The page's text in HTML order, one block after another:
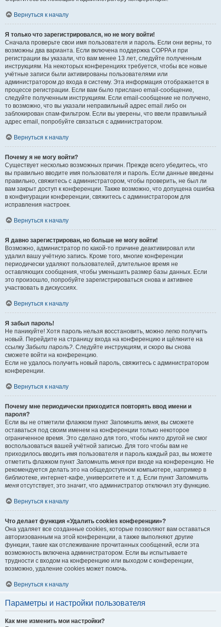
Вернуться к началу
Я только что зарегистрировался, но не могу войти!
Сначала проверьте свои имя пользователя и пароль. Если они верны, то
возможны два варианта. Если включена поддержка COPPA и при
регистрации вы указали, что вам менее 13 лет, следуйте полученным
инструкциям. На некоторых конференциях требуется, чтобы все новые
учётные записи были активированы пользователями или
администратором до входа в систему. Эта информация отображается в
процессе регистрации. Если вам было прислано email-сообщение,
следуйте полученным инструкциям. Если email-сообщение не получено,
то возможно, что вы указали неправильный адрес email либо он
заблокирован спам-фильтром. Если вы уверены, что ввели правильный
адрес email, попробуйте связаться с администратором.
Вернуться к началу
Почему я не могу войти?
Существует несколько возможных причин. Прежде всего убедитесь, что
вы правильно вводите имя пользователя и пароль. Если данные введены
правильно, свяжитесь с администратором, чтобы проверить, не был ли
вам закрыт доступ к конференции. Также возможно, что допущена ошибка
в конфигурации конференции, свяжитесь с администратором для
исправления настроек.
Вернуться к началу
Я давно зарегистрирован, но больше не могу войти!
Возможно, администратор по какой-то причине деактивировал или
удалил вашу учётную запись. Кроме того, многие конференции
периодически удаляют пользователей, длительное время не
оставляющих сообщения, чтобы уменьшить размер базы данных. Если
это произошло, попробуйте зарегистрироваться снова и активнее
участвовать в дискуссиях.
Вернуться к началу
Я забыл пароль!
Не паникуйте! Хотя пароль нельзя восстановить, можно легко получить
новый. Перейдите на страницу входа на конференцию и щёлкните на
ссылку Забыли пароль?. Следуйте инструкциям, и скоро вы снова
сможете войти на конференцию.
Если не удалось получить новый пароль, свяжитесь с администратором
конференции.
Вернуться к началу
Почему мне периодически приходится повторять ввод имени и
пароля?
Если вы не отметили флажком пункт Запомнить меня, вы сможете
оставаться под своим именем на конференции только некоторое
ограниченное время. Это сделано для того, чтобы никто другой не смог
воспользоваться вашей учётной записью. Для того чтобы вам не
приходилось вводить имя пользователя и пароль каждый раз, вы можете
отметить флажком пункт Запомнить меня при входе на конференцию. Не
рекомендуется делать это на общедоступном компьютере, например в
библиотеке, интернет-кафе, университете и т. д. Если пункт Запомнить
меня отсутствует, это значит, что администратор отключил эту функцию.
Вернуться к началу
Что делает функция «Удалить cookies конференции»?
Она удаляет все созданные cookies, которые позволяют вам оставаться
авторизованным на этой конференции, а также выполняют другие
функции, такие как отслеживание прочитанных сообщений, если эта
возможность включена администратором. Если вы испытываете
трудности с входом на конференцию или выходом с конференции,
возможно, удаление cookies может помочь.
Вернуться к началу
Параметры и настройки пользователя
Как мне изменить мои настройки?